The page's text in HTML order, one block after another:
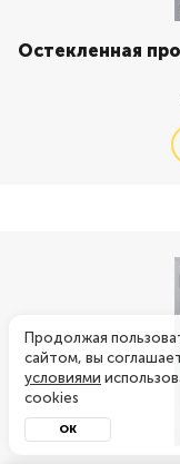
Остекленная
Продолжая
сайтом, вы
условиями
cookies
ОК